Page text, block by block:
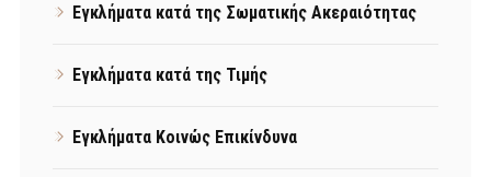
Εγκλήματα κατά της Σωματικής Ακεραιότητας
Εγκλήματα κατά της Τιμής
Εγκλήματα Κοινώς Επικίνδυνα